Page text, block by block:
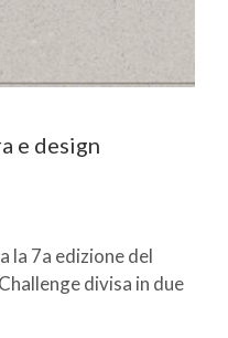
e design
la 7a edizione del
divisa in due